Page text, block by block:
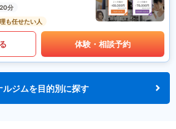
分
も任せたい人
体験・相談予約
ジムを目的別に探す